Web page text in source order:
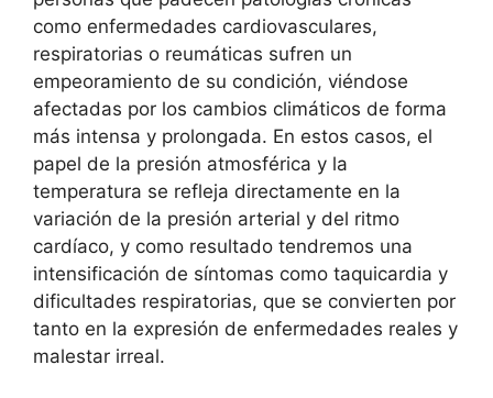
como enfermedades cardiovasculares,
respiratorias o reumáticas sufren un
empeoramiento de su condición, viéndose
afectadas por los cambios climáticos de forma
más intensa y prolongada. En estos casos, el
papel de la presión atmosférica y la
temperatura se refleja directamente en la
variación de la presión arterial y del ritmo
cardíaco, y como resultado tendremos una
intensificación de síntomas como taquicardia y
dificultades respiratorias, que se convierten por
tanto en la expresión de enfermedades reales y
malestar irreal.